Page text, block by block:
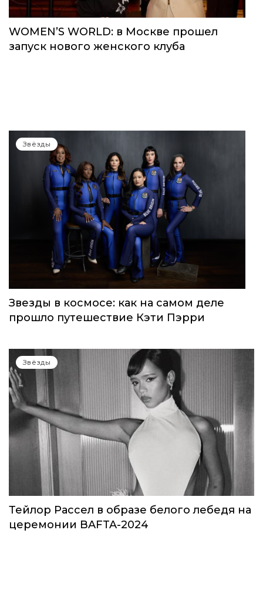
WOMEN’S WORLD: в Москве прошел
запуск нового женского клуба
Звёзды
Звезды в космосе: как на самом деле
прошло путешествие Кэти Пэрри
Звёзды
Тейлор Рассел в образе белого лебедя на
церемонии BAFTA-2024